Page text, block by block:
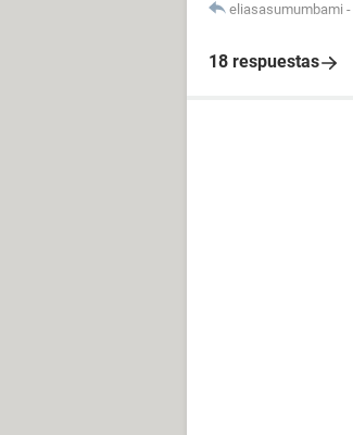
eliasasumumbami -
18 respuestas